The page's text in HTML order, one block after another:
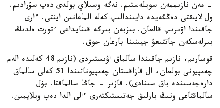
- مەن نازىممەن سويلەستىم. نەگە وسىلاي بولدى دەپ سۇرادىم.
ول لايىقتى دەڭگەيدە دايىندالىپ كەلە الماعانىن ايتتى. ءارى
جاقىندا اۋىرىپ قالعان. بىزبەن بىرگە قىتايداعى ءتورت ەلدىڭ
بىرلەسكەن جاتتىعۋ جيىنىنا بارعان جوق.
قوسارىم، نازىم جاقىندا سالماق اۋىستىردى (نازىم 48 كەلىدە الەم
چەمپيونى بولعان، ال قازاقستان چەمپيوناتىندا 51 كەلى سالماق
دارەجەسىندە باق سىنادى). قازىر - جاڭا سالماقتا. بۇل
سالماقتاعى ونىڭ بارلىق جەتىستىكتەرى ءالى الدا دەپ ويلايمىن.